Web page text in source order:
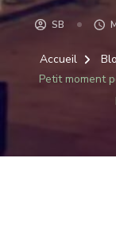
SB
Accueil
Petit moment